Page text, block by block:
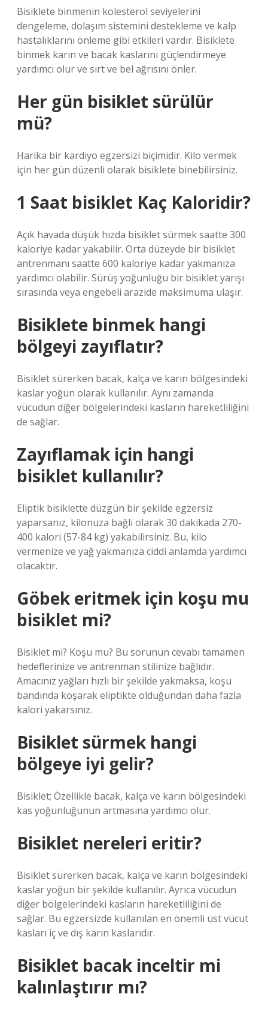
Bisiklete binmenin kolesterol seviyelerini
dengeleme, dolaşım sistemini destekleme ve kalp
hastalıklarını önleme gibi etkileri vardır. Bisiklete
binmek karın ve bacak kaslarını güçlendirmeye
yardımcı olur ve sırt ve bel ağrısını önler.
Her gün bisiklet sürülür
mü?
Harika bir kardiyo egzersizi biçimidir. Kilo vermek
için her gün düzenli olarak bisiklete binebilirsiniz.
1 Saat bisiklet Kaç Kaloridir?
Açık havada düşük hızda bisiklet sürmek saatte 300
kaloriye kadar yakabilir. Orta düzeyde bir bisiklet
antrenmanı saatte 600 kaloriye kadar yakmanıza
yardımcı olabilir. Sürüş yoğunluğu bir bisiklet yarışı
sırasında veya engebeli arazide maksimuma ulaşır.
Bisiklete binmek hangi
bölgeyi zayıflatır?
Bisiklet sürerken bacak, kalça ve karın bölgesindeki
kaslar yoğun olarak kullanılır. Aynı zamanda
vücudun diğer bölgelerindeki kasların hareketliliğini
de sağlar.
Zayıflamak için hangi
bisiklet kullanılır?
Eliptik bisiklette düzgün bir şekilde egzersiz
yaparsanız, kilonuza bağlı olarak 30 dakikada 270-
400 kalori (57-84 kg) yakabilirsiniz. Bu, kilo
vermenize ve yağ yakmanıza ciddi anlamda yardımcı
olacaktır.
Göbek eritmek için koşu mu
bisiklet mi?
Bisiklet mi? Koşu mu? Bu sorunun cevabı tamamen
hedeflerinize ve antrenman stilinize bağlıdır.
Amacınız yağları hızlı bir şekilde yakmaksa, koşu
bandında koşarak eliptikte olduğundan daha fazla
kalori yakarsınız.
Bisiklet sürmek hangi
bölgeye iyi gelir?
Bisiklet; Özellikle bacak, kalça ve karın bölgesindeki
kas yoğunluğunun artmasına yardımcı olur.
Bisiklet nereleri eritir?
Bisiklet sürerken bacak, kalça ve karın bölgesindeki
kaslar yoğun bir şekilde kullanılır. Ayrıca vücudun
diğer bölgelerindeki kasların hareketliliğini de
sağlar. Bu egzersizde kullanılan en önemli üst vücut
kasları iç ve dış karın kaslarıdır.
Bisiklet bacak inceltir mi
kalınlaştırır mı?